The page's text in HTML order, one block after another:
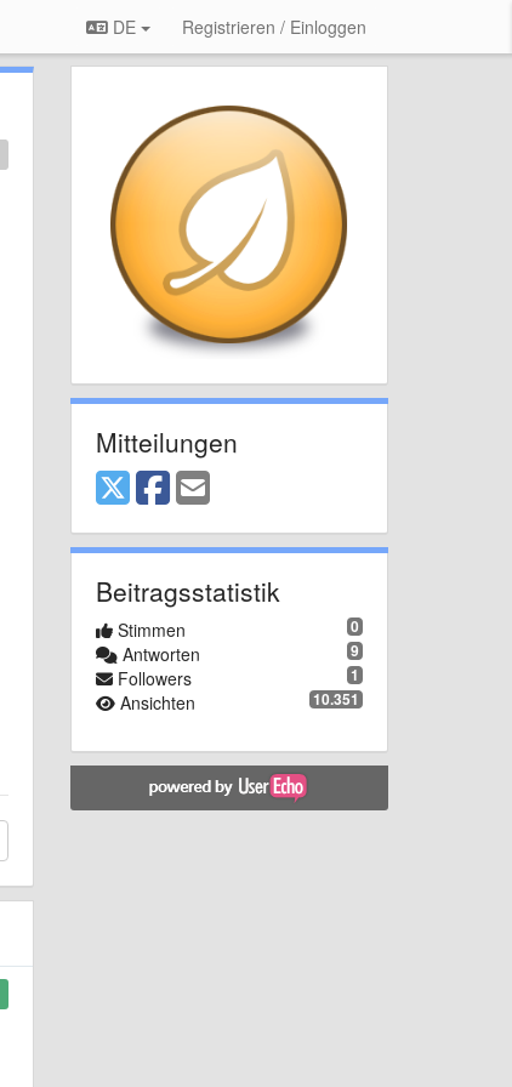
DE Registrieren / Einloggen
Mitteilungen
Beitragsstatistik
0
Stimmen
9
Antworten
1
Followers
10.351
Ansichten